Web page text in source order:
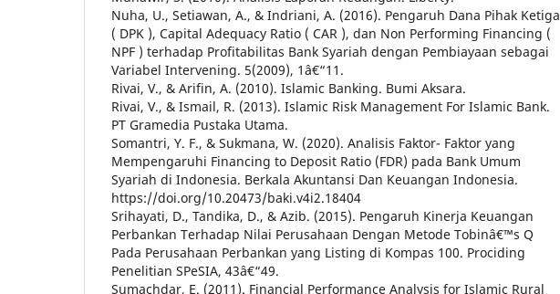
Nuha, U., Setiawan, A., & Indriani, A. (2016). Pengaruh Dana Pihak Ketiga
( DPK ), Capital Adequacy Ratio ( CAR ), dan Non Performing Financing (
NPF ) terhadap Profitabilitas Bank Syariah dengan Pembiayaan sebagai
Variabel Intervening. 5(2009), 1â€“11.
Rivai, V., & Arifin, A. (2010). Islamic Banking. Bumi Aksara.
Rivai, V., & Ismail, R. (2013). Islamic Risk Management For Islamic Bank.
PT Gramedia Pustaka Utama.
Somantri, Y. F., & Sukmana, W. (2020). Analisis Faktor- Faktor yang
Mempengaruhi Financing to Deposit Ratio (FDR) pada Bank Umum
Syariah di Indonesia. Berkala Akuntansi Dan Keuangan Indonesia.
https://doi.org/10.20473/baki.v4i2.18404
Srihayati, D., Tandika, D., & Azib. (2015). Pengaruh Kinerja Keuangan
Perbankan Terhadap Nilai Perusahaan Dengan Metode Tobinâ€™s Q
Pada Perusahaan Perbankan yang Listing di Kompas 100. Prociding
Penelitian SPeSIA, 43â€“49.
Sumachdar, E. (2011). Financial Performance Analysis for Islamic Rural